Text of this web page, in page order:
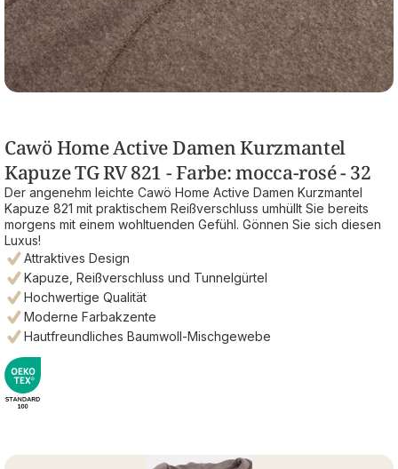
Cawö Home Active Damen Kurzmantel
Kapuze TG RV 821 - Farbe: mocca-rosé - 32
Der angenehm leichte Cawö Home Active Damen Kurzmantel
Kapuze 821 mit praktischem Reißverschluss umhüllt Sie bereits
morgens mit einem wohltuenden Gefühl. Gönnen Sie sich diesen
Luxus!
Attraktives Design
Kapuze, Reißverschluss und Tunnelgürtel
Hochwertige Qualität
Moderne Farbakzente
Hautfreundliches Baumwoll-Mischgewebe